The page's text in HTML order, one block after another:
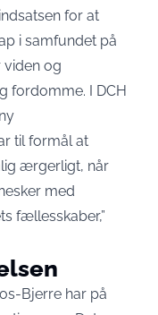
for at
i samfundet på
viden og
fordomme. I DCH
til formål at
ærgerligt, når
med
fællesskaber,”
Bjerre har på